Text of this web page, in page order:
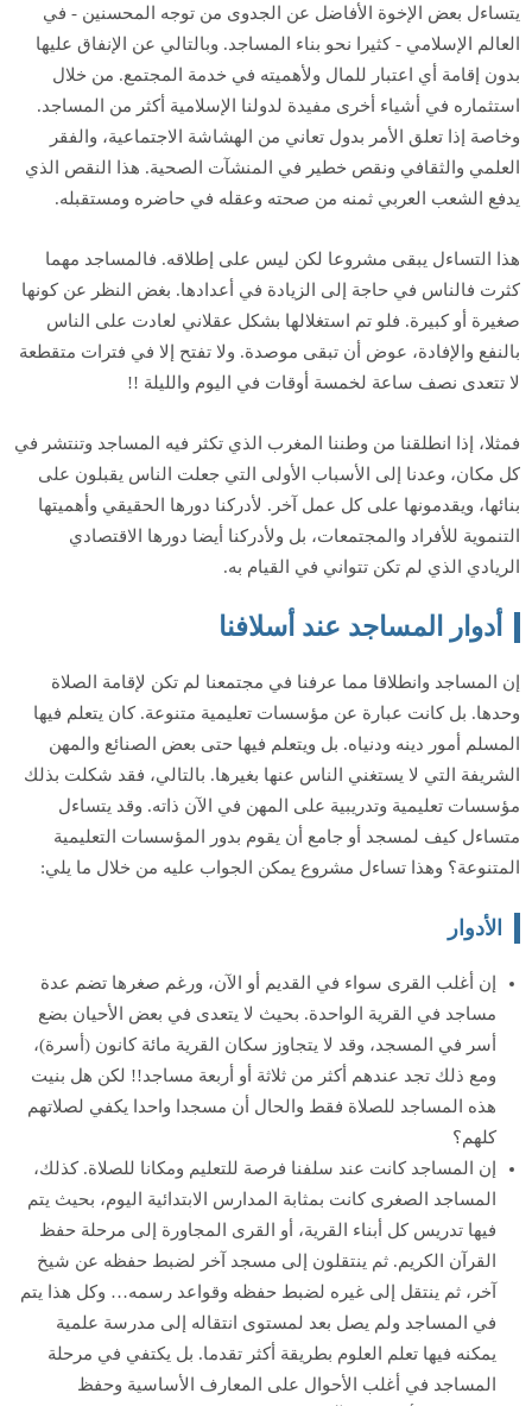
يتساءل بعض الإخوة الأفاضل عن الجدوى من توجه المحسنين - في
العالم الإسلامي - كثيرا نحو بناء المساجد. وبالتالي عن الإنفاق عليها
بدون إقامة أي اعتبار للمال ولأهميته في خدمة المجتمع. من خلال
استثماره في أشياء أخرى مفيدة لدولنا الإسلامية أكثر من المساجد.
وخاصة إذا تعلق الأمر بدول تعاني من الهشاشة الاجتماعية، والفقر
العلمي والثقافي ونقص خطير في المنشآت الصحية. هذا النقص الذي
يدفع الشعب العربي ثمنه من صحته وعقله في حاضره ومستقبله.
هذا التساءل يبقى مشروعا لكن ليس على إطلاقه. فالمساجد مهما
كثرت فالناس في حاجة إلى الزيادة في أعدادها. بغض النظر عن كونها
صغيرة أو كبيرة. فلو تم استغلالها بشكل عقلاني لعادت على الناس
بالنفع والإفادة، عوض أن تبقى موصدة. ولا تفتح إلا في فترات متقطعة
لا تتعدى نصف ساعة لخمسة أوقات في اليوم والليلة !!
فمثلا، إذا انطلقنا من وطننا المغرب الذي تكثر فيه المساجد وتنتشر في
كل مكان، وعدنا إلى الأسباب الأولى التي جعلت الناس يقبلون على
بنائها، ويقدمونها على كل عمل آخر. لأدركنا دورها الحقيقي وأهميتها
التنموية للأفراد والمجتمعات، بل ولأدركنا أيضا دورها الاقتصادي
الريادي الذي لم تكن تتواني في القيام به.
أدوار المساجد عند أسلافنا
إن المساجد وانطلاقا مما عرفنا في مجتمعنا لم تكن لإقامة الصلاة
وحدها. بل كانت عبارة عن مؤسسات تعليمية متنوعة. كان يتعلم فيها
المسلم أمور دينه ودنياه. بل ويتعلم فيها حتى بعض الصنائع والمهن
الشريفة التي لا يستغني الناس عنها بغيرها. بالتالي، فقد شكلت بذلك
مؤسسات تعليمية وتدريبية على المهن في الآن ذاته. وقد يتساءل
متساءل كيف لمسجد أو جامع أن يقوم بدور المؤسسات التعليمية
المتنوعة؟ وهذا تساءل مشروع يمكن الجواب عليه من خلال ما يلي:
الأدوار
إن أغلب القرى سواء في القديم أو الآن، ورغم صغرها تضم عدة
مساجد في القرية الواحدة. بحيث لا يتعدى في بعض الأحيان بضع
أسر في المسجد، وقد لا يتجاوز سكان القرية مائة كانون (أسرة)،
ومع ذلك تجد عندهم أكثر من ثلاثة أو أربعة مساجد!! لكن هل بنيت
هذه المساجد للصلاة فقط والحال أن مسجدا واحدا يكفي لصلاتهم
كلهم؟
إن المساجد كانت عند سلفنا فرصة للتعليم ومكانا للصلاة. كذلك،
المساجد الصغرى كانت بمثابة المدارس الابتدائية اليوم، بحيث يتم
فيها تدريس كل أبناء القرية، أو القرى المجاورة إلى مرحلة حفظ
القرآن الكريم. ثم ينتقلون إلى مسجد آخر لضبط حفظه عن شيخ
آخر، ثم ينتقل إلى غيره لضبط حفظه وقواعد رسمه… وكل هذا يتم
في المساجد ولم يصل بعد لمستوى انتقاله إلى مدرسة علمية
يمكنه فيها تعلم العلوم بطريقة أكثر تقدما. بل يكتفي في مرحلة
المساجد في أغلب الأحوال على المعارف الأساسية وحفظ